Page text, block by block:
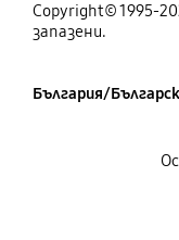
Copyright© 1995-
запазени.
България/